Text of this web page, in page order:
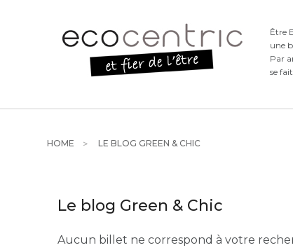
Être
une
Par
se
HOME LE BLOG GREEN & CHIC
Le blog Green & Chic
Aucun billet ne correspond à votre